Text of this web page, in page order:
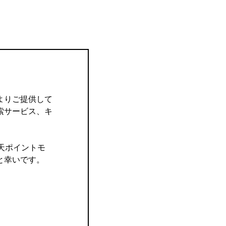
りご提供して
サービス、キ
ポイントモ
いです。